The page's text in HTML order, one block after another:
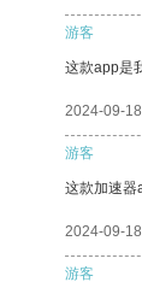
游客
这款app是
2024-09-18
游客
这款加速器
2024-09-18
游客